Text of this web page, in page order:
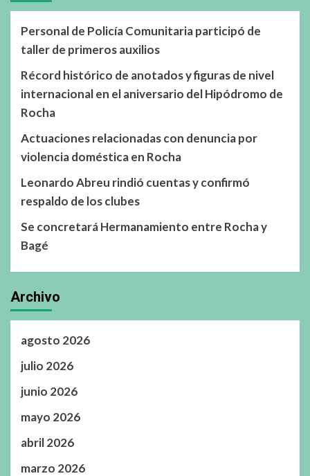
Personal de Policía Comunitaria participó de
taller de primeros auxilios
Récord histórico de anotados y figuras de nivel
internacional en el aniversario del Hipódromo de
Rocha
Actuaciones relacionadas con denuncia por
violencia doméstica en Rocha
Leonardo Abreu rindió cuentas y confirmó
respaldo de los clubes
Se concretará Hermanamiento entre Rocha y
Bagé
Archivo
agosto 2026
julio 2026
junio 2026
mayo 2026
abril 2026
marzo 2026